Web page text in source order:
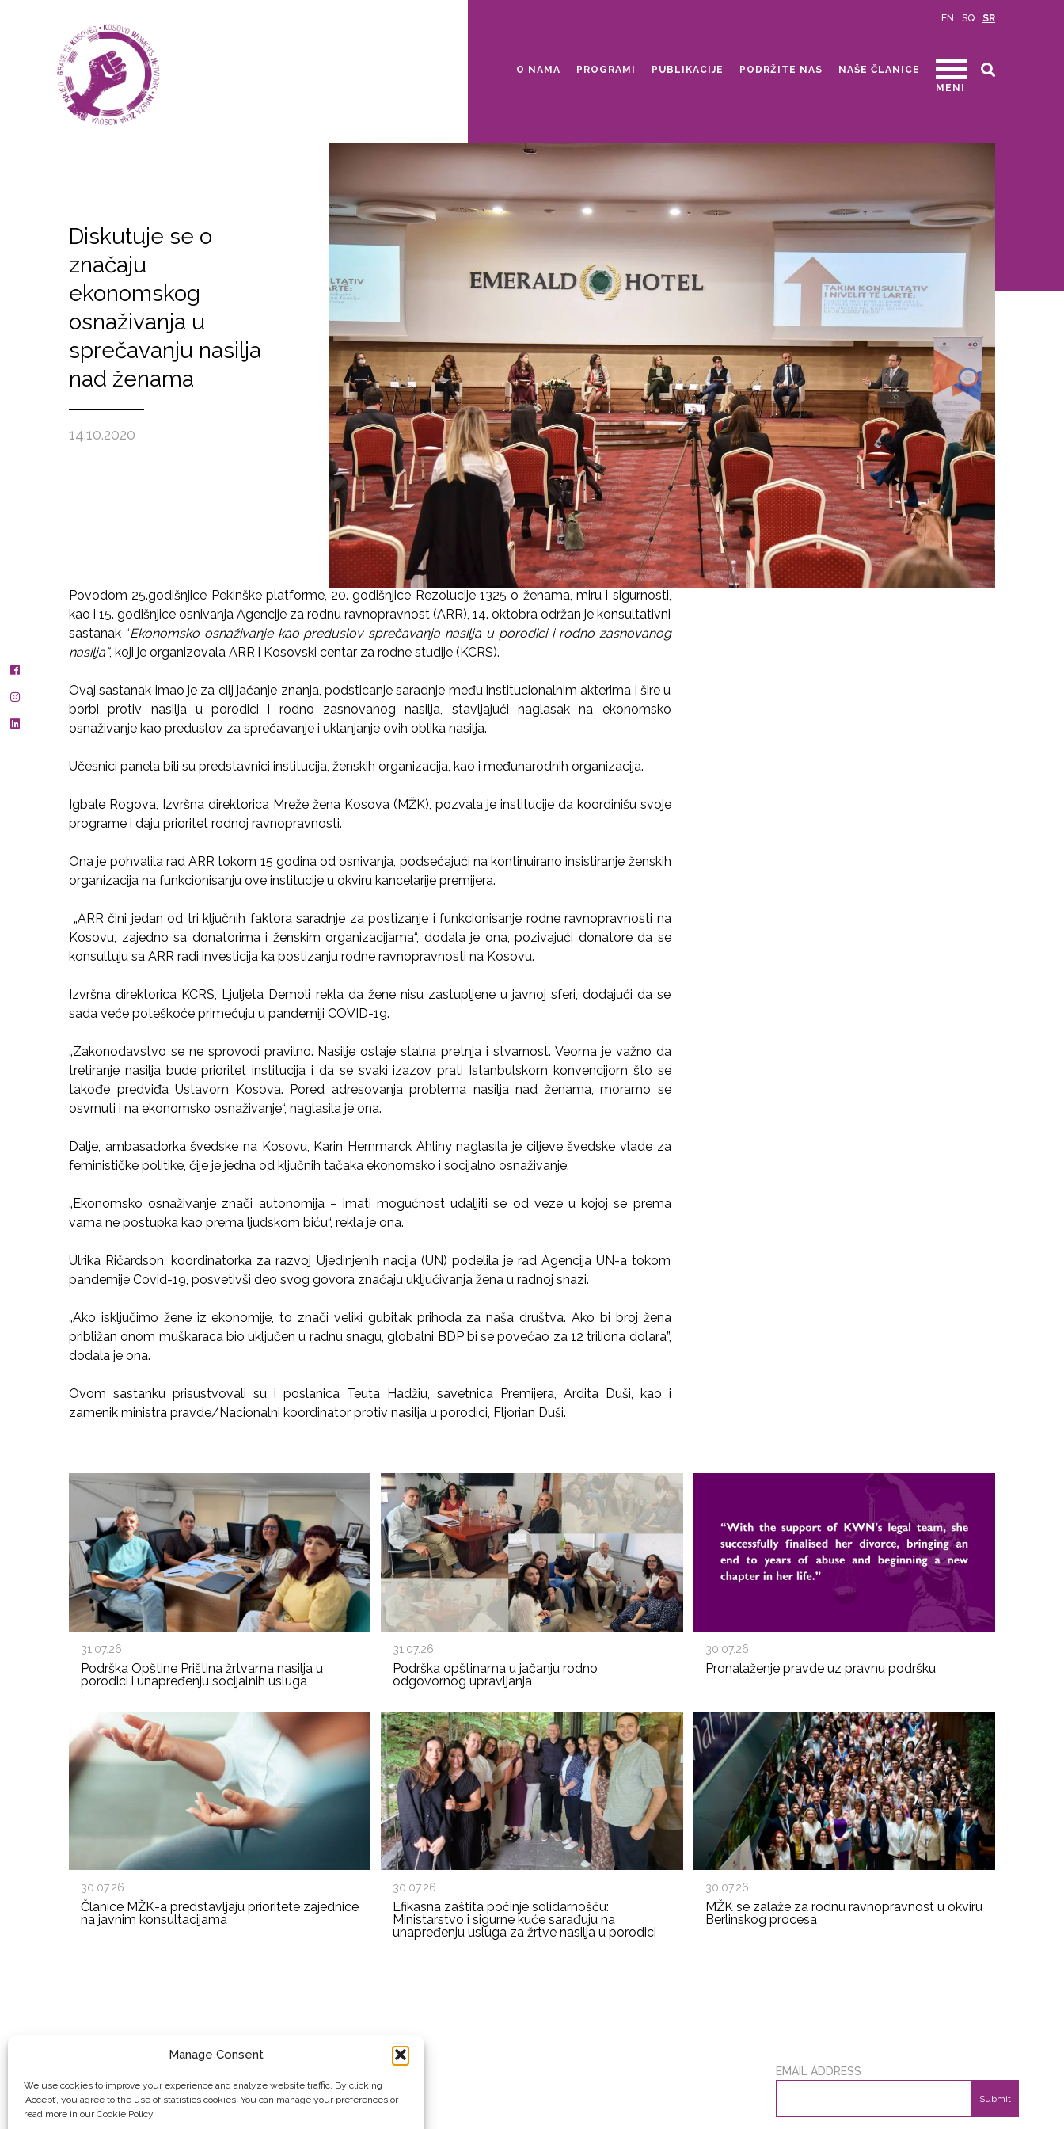
Manage Consent
We use cookies to improve your experience and analyze website traffic. By clicking
‘Accept’, you agree to the use of statistics cookies. You can manage your preferences or
read more in our Cookie Policy.
EN SQ SR
O NAMA PROGRAMI PUBLIKACIJE PODRŽITE NAS
NAŠE ČLANICE
MENI
Diskutuje se o
značaju
ekonomskog
osnaživanja u
sprečavanju nasilja
nad ženama
14.10.2020
Povodom 25.godišnjice Pekinške platforme, 20. godišnjice Rezolucije 1325 o ženama, miru i sigurnosti,
kao i 15. godišnjice osnivanja Agencije za rodnu ravnopravnost (ARR), 14. oktobra održan je konsultativni
sastanak “Ekonomsko osnaživanje kao preduslov sprečavanja nasilja u porodici i rodno zasnovanog
nasilja”, koji je organizovala ARR i Kosovski centar za rodne studije (KCRS).
Ovaj sastanak imao je za cilj jačanje znanja, podsticanje saradnje među institucionalnim akterima i šire u
borbi protiv nasilja u porodici i rodno zasnovanog nasilja, stavljajući naglasak na ekonomsko
osnaživanje kao preduslov za sprečavanje i uklanjanje ovih oblika nasilja.
Učesnici panela bili su predstavnici institucija, ženskih organizacija, kao i međunarodnih organizacija.
Igbale Rogova, Izvršna direktorica Mreže žena Kosova (MŽK), pozvala je institucije da koordinišu svoje
programe i daju prioritet rodnoj ravnopravnosti.
Ona je pohvalila rad ARR tokom 15 godina od osnivanja, podsećajući na kontinuirano insistiranje ženskih
organizacija na funkcionisanju ove institucije u okviru kancelarije premijera.
„ARR čini jedan od tri ključnih faktora saradnje za postizanje i funkcionisanje rodne ravnopravnosti na
Kosovu, zajedno sa donatorima i ženskim organizacijama“, dodala je ona, pozivajući donatore da se
konsultuju sa ARR radi investicija ka postizanju rodne ravnopravnosti na Kosovu.
Izvršna direktorica KCRS, Ljuljeta Demoli rekla da žene nisu zastupljene u javnoj sferi, dodajući da se
sada veće poteškoće primećuju u pandemiji COVID-19.
„Zakonodavstvo se ne sprovodi pravilno. Nasilje ostaje stalna pretnja i stvarnost. Veoma je važno da
tretiranje nasilja bude prioritet institucija i da se svaki izazov prati Istanbulskom konvencijom što se
takođe predviđa Ustavom Kosova. Pored adresovanja problema nasilja nad ženama, moramo se
osvrnuti i na ekonomsko osnaživanje“, naglasila je ona.
Dalje, ambasadorka švedske na Kosovu, Karin Hernmarck Ahliny naglasila je ciljeve švedske vlade za
feminističke politike, čije je jedna od ključnih tačaka ekonomsko i socijalno osnaživanje.
„Ekonomsko osnaživanje znači autonomija – imati mogućnost udaljiti se od veze u kojoj se prema
vama ne postupka kao prema ljudskom biću“, rekla je ona.
Ulrika Ričardson, koordinatorka za razvoj Ujedinjenih nacija (UN) podelila je rad Agencija UN-a tokom
pandemije Covid-19, posvetivši deo svog govora značaju uključivanja žena u radnoj snazi.
„Ako isključimo žene iz ekonomije, to znači veliki gubitak prihoda za naša društva. Ako bi broj žena
približan onom muškaraca bio uključen u radnu snagu, globalni BDP bi se povećao za 12 triliona dolara”,
dodala je ona.
Ovom sastanku prisustvovali su i poslanica Teuta Hadžiu, savetnica Premijera, Ardita Duši, kao i
zamenik ministra pravde/Nacionalni koordinator protiv nasilja u porodici, Fljorian Duši.
31.07.26
Podrška Opštine Priština žrtvama nasilja u
porodici i unapređenju socijalnih usluga
31.07.26
Podrška opštinama u jačanju rodno
odgovornog upravljanja
30.07.26
Pronalaženje pravde uz pravnu podršku
30.07.26
Članice MŽK-a predstavljaju prioritete zajednice
na javnim konsultacijama
30.07.26
Efikasna zaštita počinje solidarnošću:
Ministarstvo i sigurne kuće sarađuju na
unapređenju usluga za žrtve nasilja u porodici
30.07.26
MŽK se zalaže za rodnu ravnopravnost u okviru
Berlinskog procesa
EMAIL ADDRESS
Submit